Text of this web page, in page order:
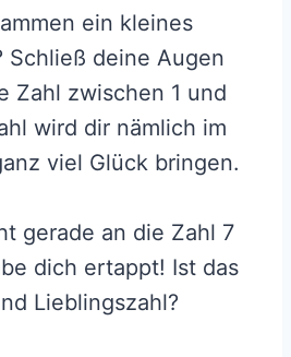
ein kleines
Schließ deine Augen
Zahl zwischen 1 und
wird dir nämlich im
viel Glück bringen.
gerade an die Zahl 7
dich ertappt! Ist das
Lieblingszahl?